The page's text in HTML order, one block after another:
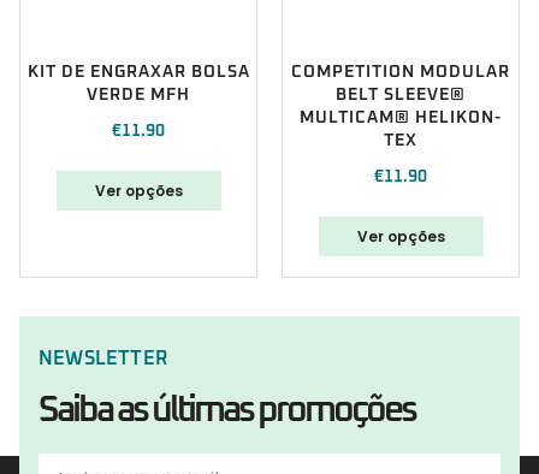
KIT DE ENGRAXAR BOLSA
VERDE MFH
€11.90
Ver opções
COMPETITION MODULAR
BELT SLEEVE®
MULTICAM® HELIKON-
TEX
€11.90
Ver opções
NEWSLETTER
Saiba as últimas promoções